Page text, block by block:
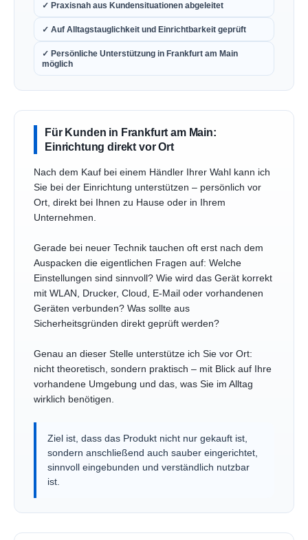
✓ Praxisnah aus Kundensituationen abgeleitet
✓ Auf Alltagstauglichkeit und Einrichtbarkeit geprüft
✓ Persönliche Unterstützung in Frankfurt am Main
möglich
Für Kunden in Frankfurt am Main:
Einrichtung direkt vor Ort
Nach dem Kauf bei einem Händler Ihrer Wahl kann ich
Sie bei der Einrichtung unterstützen – persönlich vor
Ort, direkt bei Ihnen zu Hause oder in Ihrem
Unternehmen.
Gerade bei neuer Technik tauchen oft erst nach dem
Auspacken die eigentlichen Fragen auf: Welche
Einstellungen sind sinnvoll? Wie wird das Gerät korrekt
mit WLAN, Drucker, Cloud, E-Mail oder vorhandenen
Geräten verbunden? Was sollte aus
Sicherheitsgründen direkt geprüft werden?
Genau an dieser Stelle unterstütze ich Sie vor Ort:
nicht theoretisch, sondern praktisch – mit Blick auf Ihre
vorhandene Umgebung und das, was Sie im Alltag
wirklich benötigen.
Ziel ist, dass das Produkt nicht nur gekauft ist,
sondern anschließend auch sauber eingerichtet,
sinnvoll eingebunden und verständlich nutzbar
ist.